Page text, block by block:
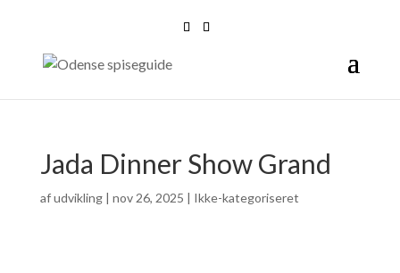
Jada Dinner Show Grand
afudvikling| nov 26, 2025 | Ikke-kategoriseret